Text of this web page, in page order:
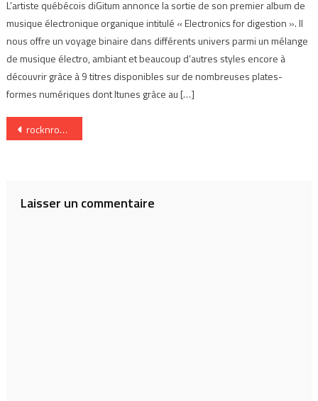
L’artiste québécois diGitum annonce la sortie de son premier album de
musique électronique organique intitulé « Electronics for digestion ». Il
nous offre un voyage binaire dans différents univers parmi un mélange
de musique électro, ambiant et beaucoup d’autres styles encore à
découvrir grâce à 9 titres disponibles sur de nombreuses plates-
formes numériques dont Itunes grâce au […]
Navigation
rocknroad_band1
Laisser un commentaire